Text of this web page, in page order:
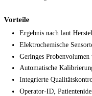
Vorteile
Ergebnis nach laut
Elektrochemische
Geringes
Automatische
Integrierte
Operator-ID,